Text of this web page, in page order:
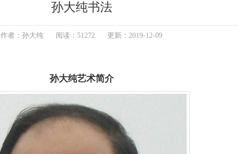
孙大纯书法
作者：孙大纯 阅读：51272 更新：2019-12-09
孙大纯艺术简介